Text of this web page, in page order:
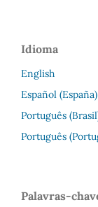
Idioma
English
Español (España)
Português
Português
Palavras-